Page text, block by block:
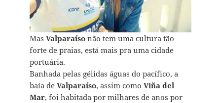
Mas Valparaísonão tem uma cultura tão
forte de praias, está mais pra uma cidade
portuária.
Banhada pelas gélidas águas do pacífico, a
baía de Valparaíso, assim como Viña del
Mar, foi habitada por milhares de anos por